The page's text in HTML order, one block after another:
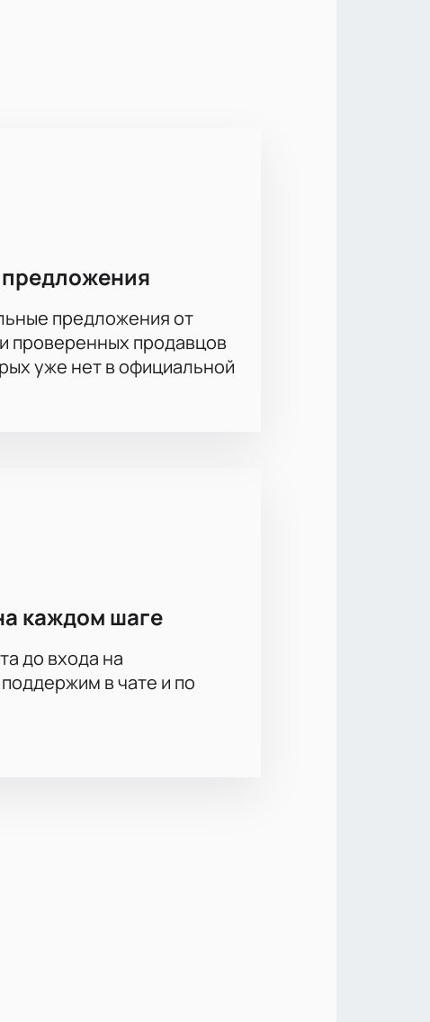
видимостью с любого места.
команд. Просторные трибуны
матча комфортным для всей семьи
лига онлайн
хоккейная лигазаранее,
сезона. Цена билетов зависит от
условия и возможность
вариантов для любых пожеланий.
предложения от
проверенных продавцов
уже нет в официальной
каждом шаге
до входа на
в чате и по